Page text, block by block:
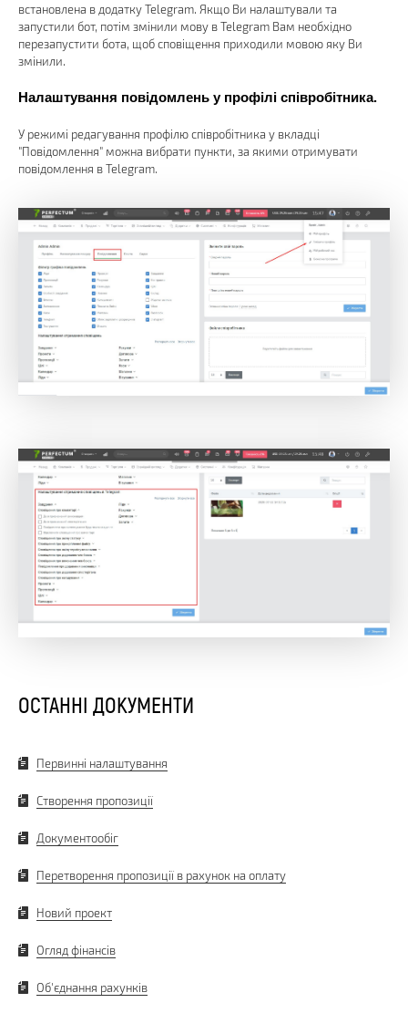
встановлена в додатку Telegram. Якщо Ви налаштували та
запустили бот, потім змінили мову в Telegram Вам необхідно
перезапустити бота, щоб сповіщення приходили мовою яку Ви
змінили.
Налаштування повідомлень у профілі співробітника.
У режимі редагування профілю співробітника у вкладці
"Повідомлення" можна вибрати пункти, за якими отримувати
повідомлення в Telegram.
ОСТАННІ ДОКУМЕНТИ
Первинні налаштування
Створення пропозиції
Документообіг
Перетворення пропозиції в рахунок на оплату
Новий проект
Огляд фінансів
Об'єднання рахунків